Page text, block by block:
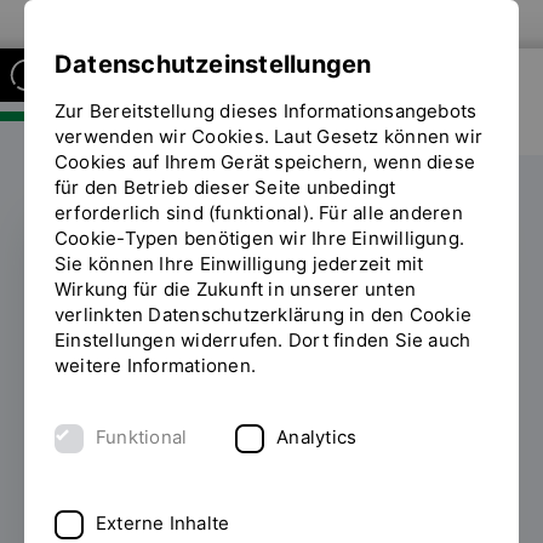
FAKULTÄT SOZIAL- UND
GESUNDHEITSWISSENSCHAFTEN
PFLEGE
OTH Regensburg
begeistert mit digitaler
Innovation für die
02.04.2025Die OTH Regensburg war mit
Datenschutzeinstellungen
Zur Bereitstellung dieses Informationsangebots
verwenden wir Cookies. Laut Gesetz können wir
Cookies auf Ihrem Gerät speichern, wenn diese
für den Betrieb dieser Seite unbedingt
erforderlich sind (funktional). Für alle anderen
Cookie-Typen benötigen wir Ihre Einwilligung.
Sie können Ihre Einwilligung jederzeit mit
Wirkung für die Zukunft in unserer unten
verlinkten Datenschutzerklärung in den Cookie
Einstellungen widerrufen. Dort finden Sie auch
weitere Informationen.
Funktional Analytics
Externe Inhalte